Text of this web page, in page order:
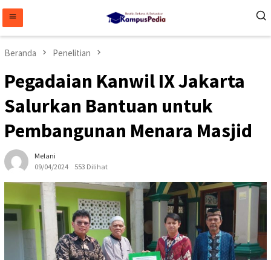
konten
Beranda Penelitian
Pegadaian Kanwil IX Jakarta
Salurkan Bantuan untuk
Pembangunan Menara Masjid
Melani
09/04/2024
553 Dilihat